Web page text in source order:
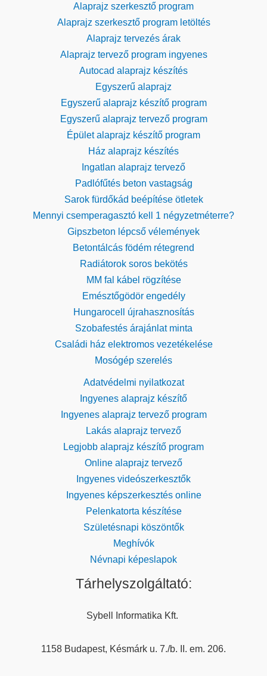
Alaprajz szerkesztő program
Alaprajz szerkesztő program letöltés
Alaprajz tervezés árak
Alaprajz tervező program ingyenes
Autocad alaprajz készítés
Egyszerű alaprajz
Egyszerű alaprajz készítő program
Egyszerű alaprajz tervező program
Épület alaprajz készítő program
Ház alaprajz készítés
Ingatlan alaprajz tervező
Padlófűtés beton vastagság
Sarok fürdőkád beépítése ötletek
Mennyi csemperagasztó kell 1 négyzetméterre?
Gipszbeton lépcső vélemények
Betontálcás födém rétegrend
Radiátorok soros bekötés
MM fal kábel rögzítése
Emésztőgödör engedély
Hungarocell újrahasznosítás
Szobafestés árajánlat minta
Családi ház elektromos vezetékelése
Mosógép szerelés
Adatvédelmi nyilatkozat
Ingyenes alaprajz készítő
Ingyenes alaprajz tervező program
Lakás alaprajz tervező
Legjobb alaprajz készítő program
Online alaprajz tervező
Ingyenes videószerkesztők
Ingyenes képszerkesztés online
Pelenkatorta készítése
Születésnapi köszöntők
Meghívók
Névnapi képeslapok
Tárhelyszolgáltató:
Sybell Informatika Kft.
1158 Budapest, Késmárk u. 7./b. II. em. 206.